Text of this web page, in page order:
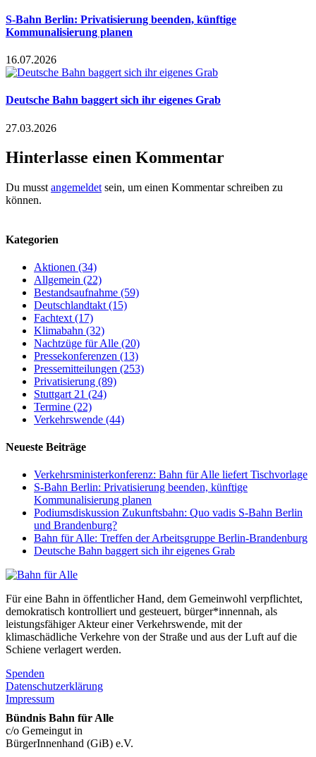
S-Bahn Berlin: Privatisierung beenden, künftige
Kommunalisierung planen
16.07.2026
Deutsche Bahn baggert sich ihr eigenes Grab
27.03.2026
Hinterlasse einen Kommentar
Du musst angemeldet sein, um einen Kommentar schreiben zu
können.
Kategorien
Aktionen (34)
Allgemein (22)
Bestandsaufnahme (59)
Deutschlandtakt (15)
Fachtext (17)
Klimabahn (32)
Nachtzüge für Alle (20)
Pressekonferenzen (13)
Pressemitteilungen (253)
Privatisierung (89)
Stuttgart 21 (24)
Termine (22)
Verkehrswende (44)
Neueste Beiträge
Verkehrsministerkonferenz: Bahn für Alle liefert Tischvorlage
S-Bahn Berlin: Privatisierung beenden, künftige
Kommunalisierung planen
Podiumsdiskussion Zukunftsbahn: Quo vadis S-Bahn Berlin
und Brandenburg?
Bahn für Alle: Treffen der Arbeitsgruppe Berlin-Brandenburg
Deutsche Bahn baggert sich ihr eigenes Grab
Für eine Bahn in öffentlicher Hand, dem Gemeinwohl verpflichtet,
demokratisch kontrolliert und gesteuert, bürger*innennah, als
leistungsfähiger Akteur einer Verkehrswende, mit der
klimaschädliche Verkehre von der Straße und aus der Luft auf die
Schiene verlagert werden.
Spenden
Datenschutzerklärung
Impressum
Bündnis Bahn für Alle
c/o Gemeingut in
BürgerInnenhand (GiB) e.V.